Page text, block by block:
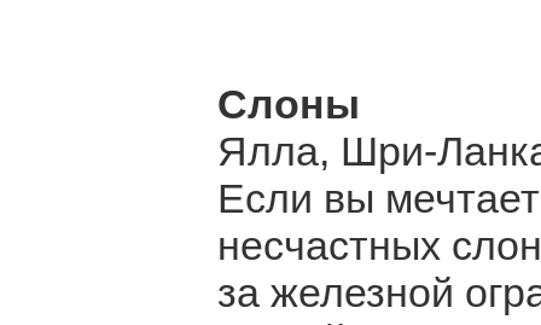
Слоны
Ялла, Шри-
Если вы
несчастных
за железной